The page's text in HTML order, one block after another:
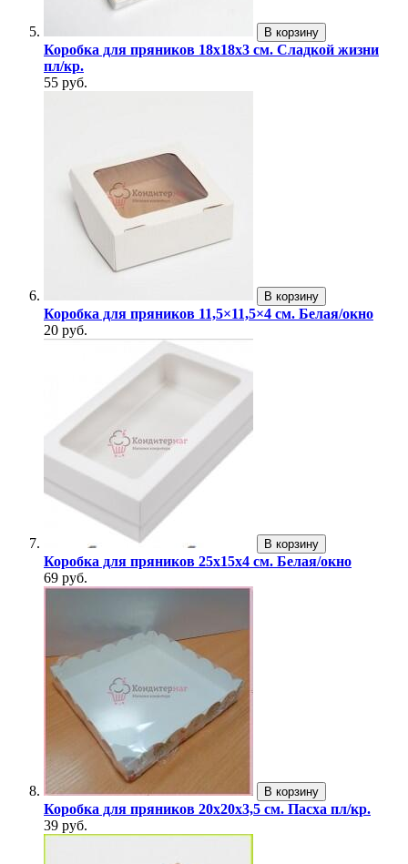
В корзину
Коробка для пряников 18х18х3 см. Сладкой жизни
пл/кр.
55 руб.
В корзину
Коробка для пряников 11,5×11,5×4 см. Белая/окно
20 руб.
В корзину
Коробка для пряников 25х15х4 см. Белая/окно
69 руб.
В корзину
Коробка для пряников 20х20х3,5 см. Пасха пл/кр.
39 руб.